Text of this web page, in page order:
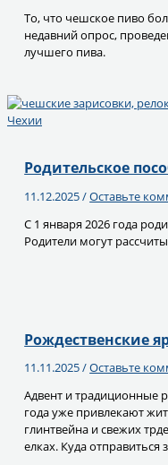
То, что чешское пиво
недавний опрос,
лучшего пива.
Родительское
11.12.2025/Оставьте
С 1 января 2026 года
Родители могут
Рождественские
11.11.2025/Оставьте
Адвент и традиционные
года уже привлекают
глинтвейна и свежих
елках. Куда